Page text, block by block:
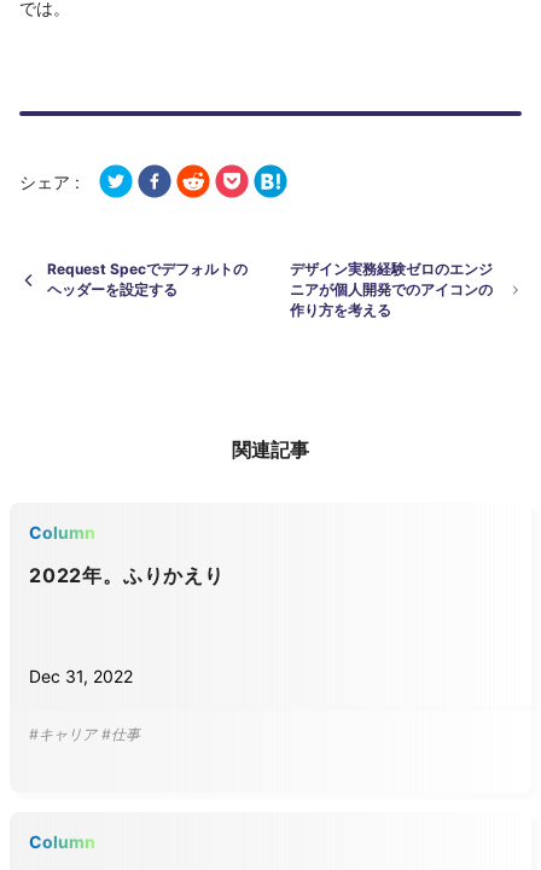
では。
シェア :
Request Specでデフォルトの
ヘッダーを設定する
デザイン実務経験ゼロのエンジ
ニアが個人開発でのアイコンの
作り方を考える
関連記事
Column
2022年。ふりかえり
Dec 31, 2022
#キャリア #仕事
Column